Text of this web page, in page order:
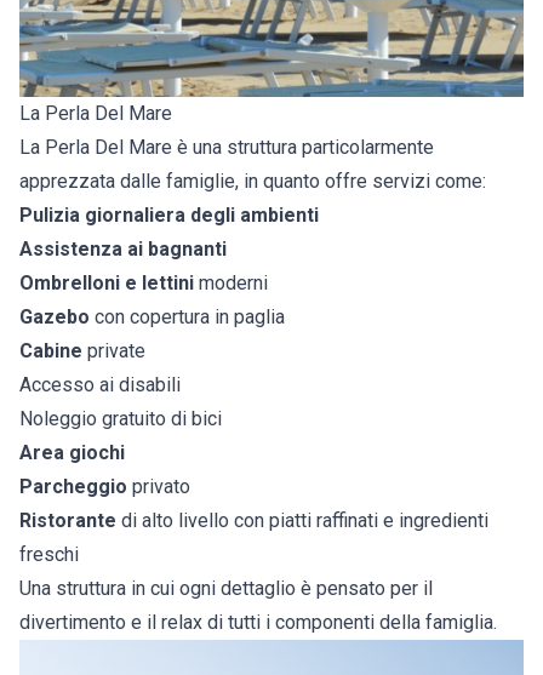
La Perla Del Mare
La Perla Del Mare è una struttura particolarmente
apprezzata dalle famiglie, in quanto offre servizi come:
Pulizia giornaliera degli ambienti
Assistenza ai bagnanti
Ombrelloni e lettini moderni
Gazebo con copertura in paglia
Cabine private
Accesso ai disabili
Noleggio gratuito di bici
Area giochi
Parcheggio privato
Ristorante di alto livello con piatti raffinati e ingredienti
freschi
Una struttura in cui ogni dettaglio è pensato per il
divertimento e il relax di tutti i componenti della famiglia.